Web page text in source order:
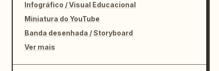
Infográfico / Visual Educacional
Miniatura do YouTube
Banda desenhada / Storyboard
Ver mais